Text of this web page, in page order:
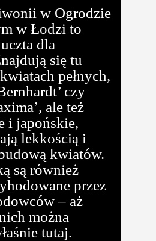
w Ogrodzie
w Łodzi to
dla
się tu
pełnych,
czy
ale też
i japońskie,
lekkością i
kwiatów.
są również
przez
– aż
można
tutaj.